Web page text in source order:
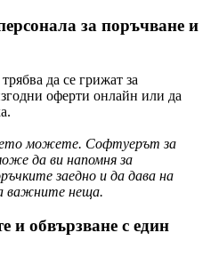
за поръчване и
да се грижат за
оферти онлайн или да
можете. Софтуерът за
да ви напомня за
заедно и да дава на
важните неща.
и обвързване с един